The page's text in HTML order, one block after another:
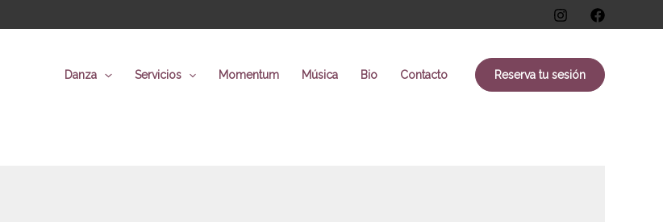
Danza
Servicios Momentum Música Bio Contacto Reserva tu sesión